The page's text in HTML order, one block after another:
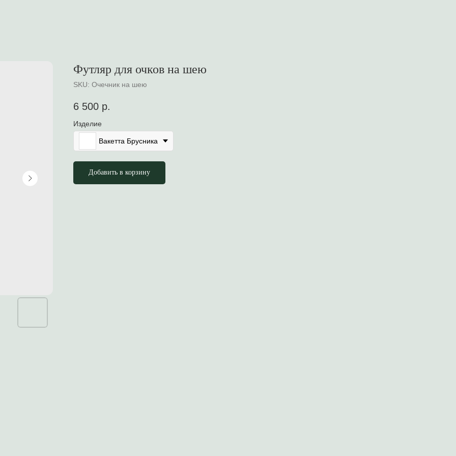
Футляр для очков на шею
SKU: Очечник на шею
6 500 р.
Изделие
Вакетта Брусника
Добавить в корзину